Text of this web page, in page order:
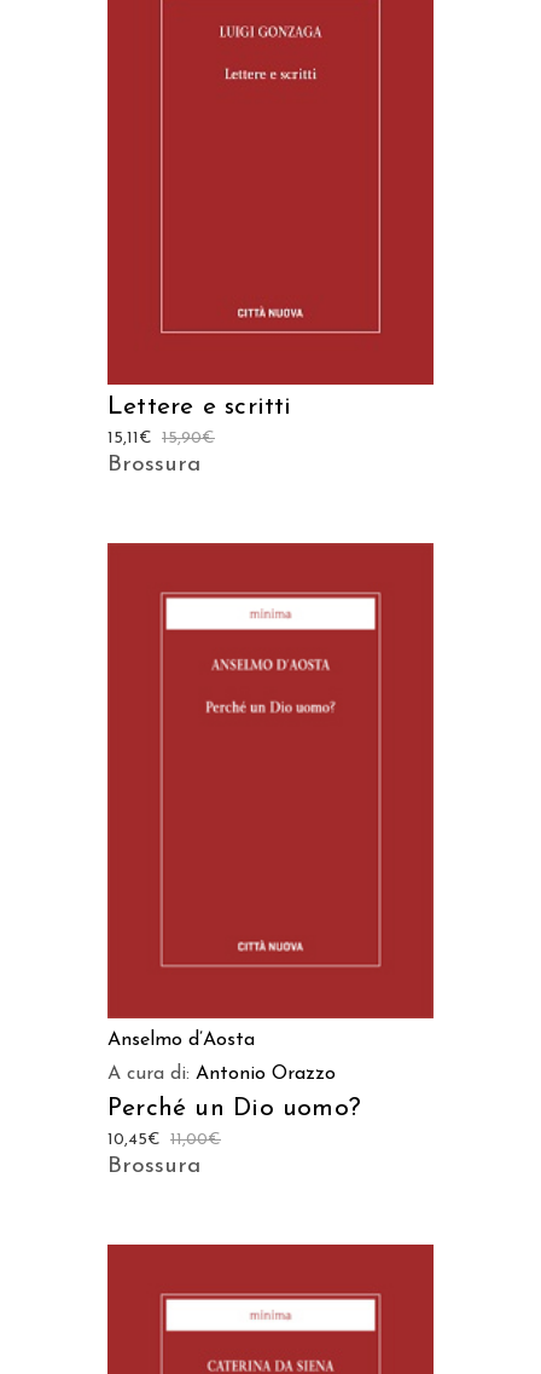
Lettere e scritti
15,90€
15,11 €
Brossura
Anselmo d’Aosta
A cura di: Antonio Orazzo
Perché un Dio uomo?
11,00€
10,45€
Brossura